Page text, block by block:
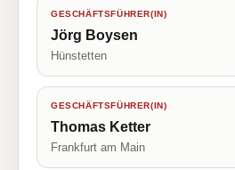
GESCHÄFTSFÜHRER(IN)
Jörg Boysen
Hünstetten
GESCHÄFTSFÜHRER(IN)
Thomas Ketter
Frankfurt am Main